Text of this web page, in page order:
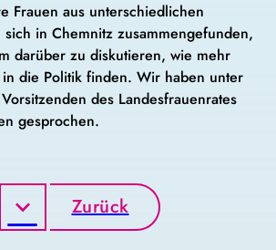
Frauen aus unterschiedlichen
in Chemnitz zusammengefunden,
darüber zu diskutieren, wie mehr
die Politik finden. Wir haben unter
des Landesfrauenrates
gesprochen.
Zurück